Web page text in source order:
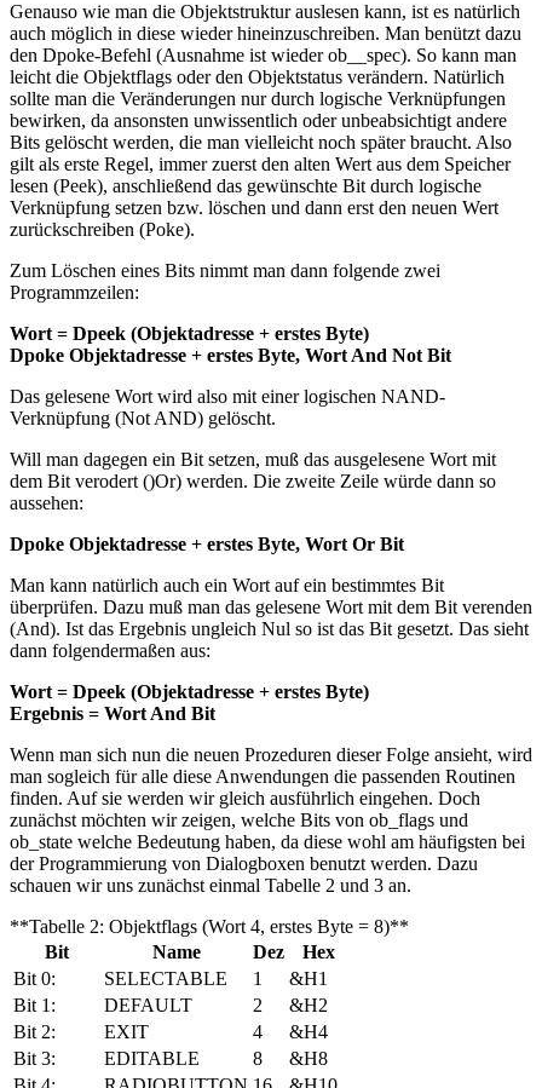
Genauso wie man die Objektstruktur auslesen kann, ist es natürlich
auch möglich in diese wieder hineinzuschreiben. Man benützt dazu
den Dpoke-Befehl (Ausnahme ist wieder ob__spec). So kann man
leicht die Objektflags oder den Objektstatus verändern. Natürlich
sollte man die Veränderungen nur durch logische Verknüpfungen
bewirken, da ansonsten unwissentlich oder unbeabsichtigt andere
Bits gelöscht werden, die man vielleicht noch später braucht. Also
gilt als erste Regel, immer zuerst den alten Wert aus dem Speicher
lesen (Peek), anschließend das gewünschte Bit durch logische
Verknüpfung setzen bzw. löschen und dann erst den neuen Wert
zurückschreiben (Poke).
Zum Löschen eines Bits nimmt man dann folgende zwei
Programmzeilen:
Wort = Dpeek (Objektadresse + erstes Byte)
Dpoke Objektadresse + erstes Byte, Wort And Not Bit
Das gelesene Wort wird also mit einer logischen NAND-
Verknüpfung (Not AND) gelöscht.
Will man dagegen ein Bit setzen, muß das ausgelesene Wort mit
dem Bit verodert ()Or) werden. Die zweite Zeile würde dann so
aussehen:
Dpoke Objektadresse + erstes Byte, Wort Or Bit
Man kann natürlich auch ein Wort auf ein bestimmtes Bit
überprüfen. Dazu muß man das gelesene Wort mit dem Bit verenden
(And). Ist das Ergebnis ungleich Nul so ist das Bit gesetzt. Das sieht
dann folgendermaßen aus:
Wort = Dpeek (Objektadresse + erstes Byte)
Ergebnis = Wort And Bit
Wenn man sich nun die neuen Prozeduren dieser Folge ansieht, wird
man sogleich für alle diese Anwendungen die passenden Routinen
finden. Auf sie werden wir gleich ausführlich eingehen. Doch
zunächst möchten wir zeigen, welche Bits von ob_flags und
ob_state welche Bedeutung haben, da diese wohl am häufigsten bei
der Programmierung von Dialogboxen benutzt werden. Dazu
schauen wir uns zunächst einmal Tabelle 2 und 3 an.
**Tabelle 2: Objektflags (Wort 4, erstes Byte = 8)**
Bit
Name Dez
Hex
Bit 0:
SELECTABLE 1
&H1
Bit 1:
DEFAULT 2
&H2
Bit 2:
EXIT 4
&H4
Bit 3:
EDITABLE 8
&H8